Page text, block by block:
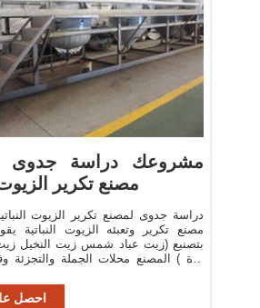
مشروعك دراسة جدوى
مصنع تكرير الزيوت
دراسة جدوى لمصنع تكرير الزيوت
مصنع تكرير وتعبئه الزيوت النباتية
بتصنيع (زيت عباد شمس زيت النخيل
ذرة ) المصنع محلات الجملة والتجزئة
احصل